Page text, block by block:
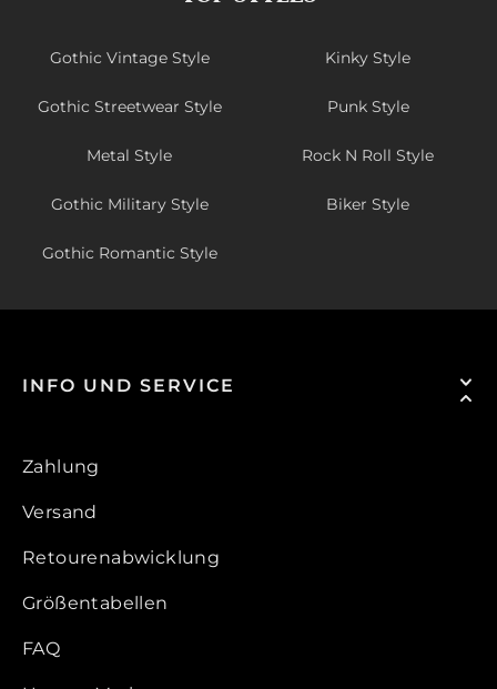
Gothic Vintage Style Kinky Style
Gothic Streetwear Style Punk Style
Metal Style Rock N Roll Style
Gothic Military Style Biker Style
Gothic Romantic Style
INFO UND SERVICE
Zahlung
Versand
Retourenabwicklung
Größentabellen
FAQ